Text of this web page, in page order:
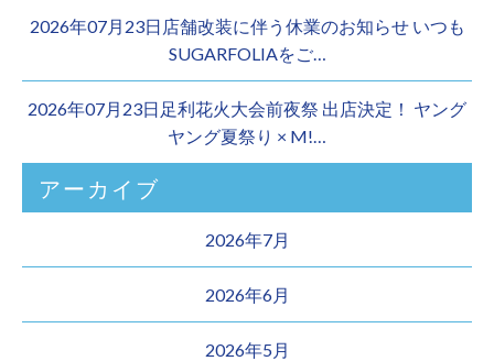
2026年07月23日店舗改装に伴う休業のお知らせ いつも
SUGARFOLIAをご…
2026年07月23日足利花火大会前夜祭 出店決定！ ヤング
ヤング夏祭り × M!…
アーカイブ
2026年7月
2026年6月
2026年5月